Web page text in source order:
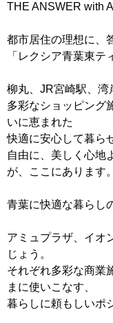
THE ANSWER with
都市居住の理想に、
「レクシア青葉東テ
柳丸、JR宮崎駅、湾
多彩なショッピング
いに恵まれた
快適に安心して暮ら
自由に、美しく心地
が、ここにあります。
青葉に快適な暮らし
アミュプラザ、イオ
じょう。
それぞれ多彩な商業
まに使いこなす、
暮らしに頼もしいポ